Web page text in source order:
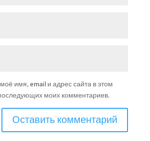
имя, email и адрес сайта в этом
моих комментариев.